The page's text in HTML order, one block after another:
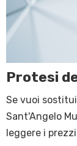
Protesi
Se vuoi
Sant'Angelo
leggere i